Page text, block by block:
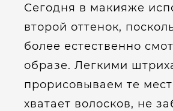
Сегодня в макияже
второй оттенок,
более естественно
образе. Легкими
прорисовываем те
хватает волосков, не